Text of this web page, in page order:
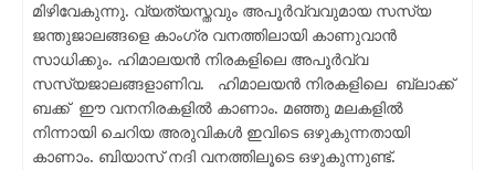
മിഴിവേകുന്നു. വ്യത്യസ്തവും അപൂർവ്വവുമായ സസ്യ
ജന്തുജാലങ്ങളെ കാംഗ്ര വനത്തിലായി കാണുവാൻ
സാധിക്കും. ഹിമാലയൻ നിരകളിലെ അപൂർവ്വ
സസ്യജാലങ്ങളാണിവ. ഹിമാലയൻ നിരകളിലെ ബ്ലാക്ക്
ബക്ക് ഈ വനനിരകളിൽ കാണാം. മഞ്ഞു മലകളിൽ
നിന്നായി ചെറിയ അരുവികൾ ഇവിടെ ഒഴുകുന്നതായി
കാണാം. ബിയാസ് നദി വനത്തിലൂടെ ഒഴുകുന്നുണ്ട്.